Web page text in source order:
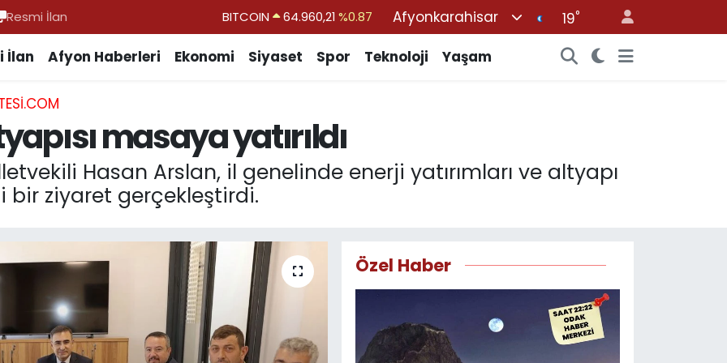
Resmi İlan DOLAR 47,7436%0.18
BİST100
13.779%-14
BITCOIN
64.960,21
Afyonkarahisar 19°
İlan Afyon Haberleri Ekonomi Siyaset Spor Teknoloji Yaşam
masaya yatırıldı
Hasan Arslan, il genelinde enerji yatırımları ve altyapı
bir ziyaret gerçekleştirdi.
Özel Haber